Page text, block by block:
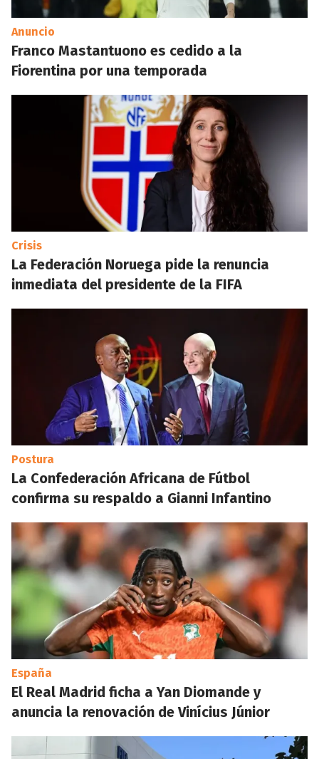
Anuncio
Franco Mastantuono es cedido a la
Fiorentina por una temporada
Crisis
La Federación Noruega pide la renuncia
inmediata del presidente de la FIFA
Postura
La Confederación Africana de Fútbol
confirma su respaldo a Gianni Infantino
España
El Real Madrid ficha a Yan Diomande y
anuncia la renovación de Vinícius Júnior